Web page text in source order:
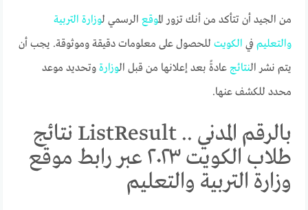
من الجيد أن تتأكد من أنك تزور الموقع الرسمي لوزارة التربية
والتعليم في الكويت للحصول على معلومات دقيقة وموثوقة. يجب أن
يتم نشر النتائج عادةً بعد إعلانها من قبل الوزارة وتحديد موعد
محدد للكشف عنها.
بالرقم المدني .. ListResult نتائج
طلاب الكويت ٢٠٢٣ عبر رابط موقع
وزارة التربية والتعليم